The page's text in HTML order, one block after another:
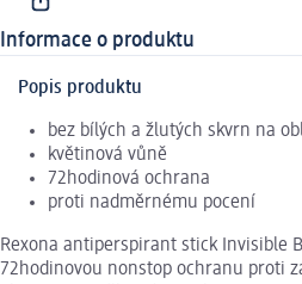
Informace o produktu
Popis produktu
bez bílých a žlutých skvrn na
květinová vůně
72hodinová ochrana
proti nadměrnému pocení
Rexona antiperspirant stick Invisible
72hodinovou nonstop ochranu proti